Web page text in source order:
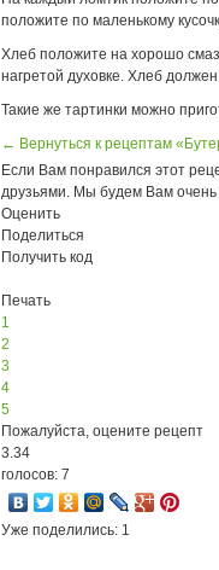
положите по маленькому
Хлеб положите на хорошо
нагретой духовке. Хлеб
Такие же тартинки можно
← Вернуться к рецептам
Если Вам понравился этот
друзьями. Мы будем Вам
Оценить
Поделиться
Получить код
Печать
1
2
3
4
5
Пожалуйста, оцените рецепт
3.34
голосов: 7
Уже поделились: 1